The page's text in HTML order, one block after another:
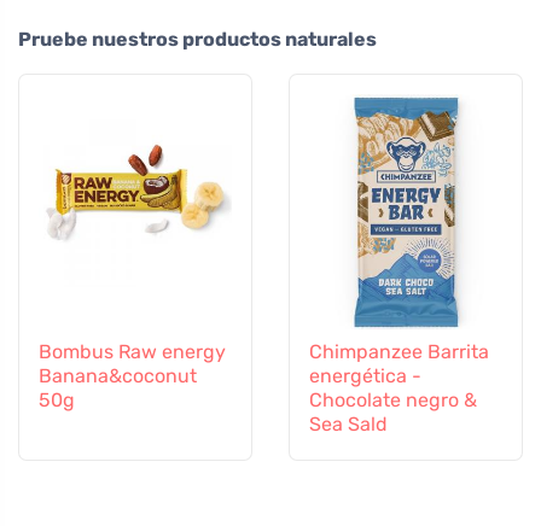
Pruebe nuestros productos naturales
Bombus Raw energy
Banana&coconut
50g
Chimpanzee Barrita
energética -
Chocolate negro &
Sea Sald